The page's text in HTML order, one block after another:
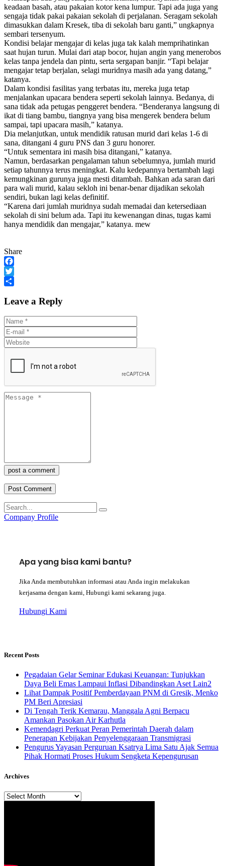
keadaan basah, atau pakaian kotor kena lumpur. Tapi ada juga yang
sengaja tidak pakai pakaian sekolah di perjalanan. Seragam sekolah
dimasukkan dalam Kresek, tiba di sekolah baru ganti,” ungkapnya
sembari tersenyum.
Kondisi belajar mengajar di kelas juga tak kalah memprihatinkan
saat hujan turun. Mulai dari atap bocor, hujan angin yang menerobos
kelas tanpa jendela dan pintu, serta sergapan banjir. “Tapi belajar
mengajar tetap berjalan, selagi muridnya masih ada yang datang,”
katanya.
Dalam kondisi fasilitas yang terbatas itu, mereka juga tetap
menjalankan upacara bendera seperti sekolah lainnya. Bedanya, di
sana tidak ada petugas penggeret bendera. “Benderanya langsung di
ikat di tiang bambu, tiangnya yang bisa mengerek bendera belum
sampai, tapi upacara masih,” katanya.
Dia melanjutkan, untuk mendidik ratusan murid dari kelas 1-6 di
sana, ditangani 4 guru PNS dan 3 guru honorer.
“Untuk sementara ini masih bisa ditangani,” katanya.
Namun, berdasarkan pengalaman tahun sebelumnya, jumlah murid
setiap tahunnya terus meningkat. Kalu kedepannya bertambah lagi
kemungkinan gurunya juga mesti ditambah. Bahkan ada saran dari
para wali murid, kalau sekloh ini benar-benar dijadikan sekolah
sendiri, bukan lagi kelas definitif.
“Karena dari jumlah muridnya sudah memadai dan ketersediaan
sekolah di sini belum ada. Tapi itu kewenangan dinas, tugas kami
hanya mendidik dan mengajar,” katanya. mew
Share
Facebook
Twitter
Leave a Reply
post a comment
Company Profile
Apa yang bisa kami bantu?
Jika Anda membutuhkan informasi atau Anda ingin melakukan
kerjasama dengan kami, Hubungi kami sekarang juga.
Hubungi Kami
Recent Posts
Pegadaian Gelar Seminar Edukasi Keuangan: Tunjukkan
Daya Beli Emas Lampaui Inflasi Dibandingkan Aset Lain2
Lihat Dampak Positif Pemberdayaan PNM di Gresik, Menko
PM Beri Apresiasi
​Di Tengah Terik Kemarau, Manggala Agni Berpacu
Amankan Pasokan Air Karhutla
Kemendagri Perkuat Peran Pemerintah Daerah dalam
Penerapan Kebijakan Penyelenggaraan Transmigrasi
Pengurus Yayasan Perguruan Ksatrya Lima Satu Ajak Semua
Pihak Hormati Proses Hukum Sengketa Kepengurusan
Archives
Archives